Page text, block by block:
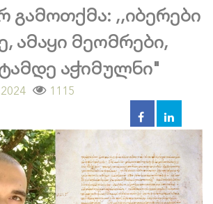
გამოთქმა: ,,იბერები
ამაყი მეომრები,
აჭიმულნი"
1115